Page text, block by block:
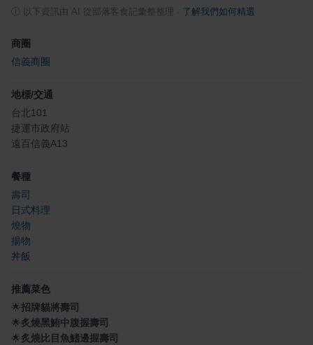
以下資訊由 AI 從部落客食記彙整整理 了解我們如何精選
商圈
信義商圈
地標/交通
台北101
捷運市政府站
遠百信義A13
餐種
壽司
日式料理
燒物
揚物
丼飯
推薦菜色
🌟招牌貓將壽司
🌟炙燒黑鮪中腹握壽司
🌟炙燒比目魚鰭邊握壽司